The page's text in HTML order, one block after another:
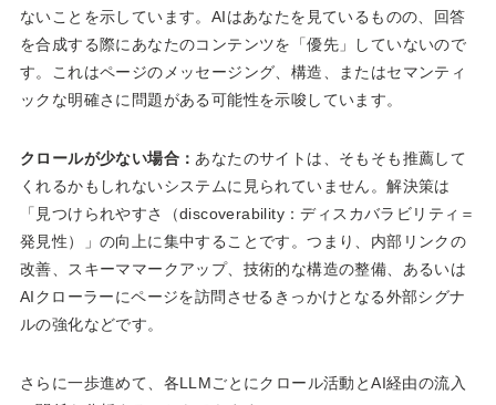
ないことを示しています。AIはあなたを見ているものの、回答
を合成する際にあなたのコンテンツを「優先」していないので
す。これはページのメッセージング、構造、またはセマンティ
ックな明確さに問題がある可能性を示唆しています。
クロールが少ない場合：あなたのサイトは、そもそも推薦して
くれるかもしれないシステムに見られていません。解決策は
「見つけられやすさ（discoverability：ディスカバラビリティ＝
発見性）」の向上に集中することです。つまり、内部リンクの
改善、スキーママークアップ、技術的な構造の整備、あるいは
AIクローラーにページを訪問させるきっかけとなる外部シグナ
ルの強化などです。
さらに一歩進めて、各LLMごとにクロール活動とAI経由の流入